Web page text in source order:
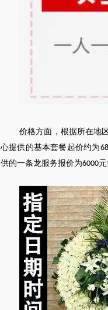
价格方面，根据所在地
心提供的基本套餐起价约为
供的一条龙服务报价为6000